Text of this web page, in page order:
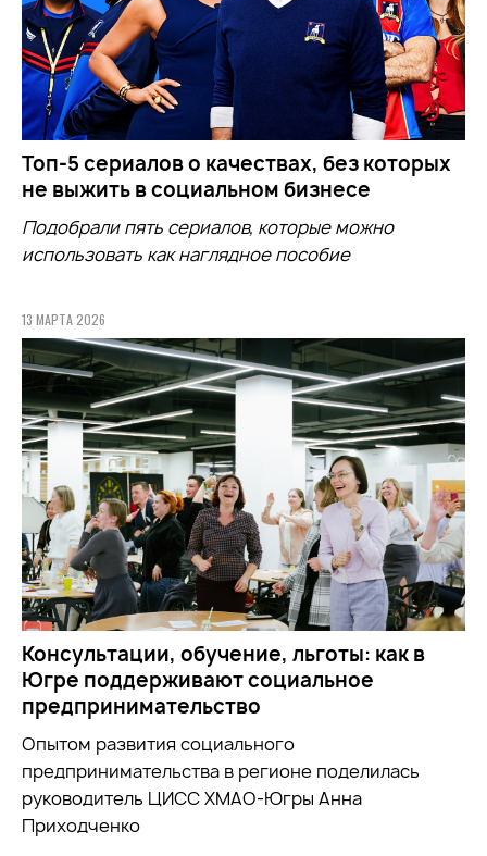
Топ-5 сериалов о качествах, без которых
не выжить в социальном бизнесе
Подобрали пять сериалов, которые можно
использовать как наглядное пособие
13 МАРТА 2026
Консультации, обучение, льготы: как в
Югре поддерживают социальное
предпринимательство
Опытом развития социального
предпринимательства в регионе поделилась
руководитель ЦИСС ХМАО-Югры Анна
Приходченко